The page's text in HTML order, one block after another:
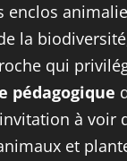
la
qui
pédagogique
à
et